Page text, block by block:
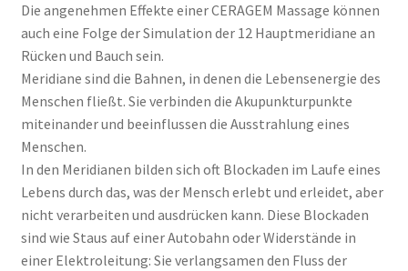
Die angenehmen Effekte einer CERAGEM Massage können
auch eine Folge der Simulation der 12 Hauptmeridiane an
Rücken und Bauch sein.
Meridiane sind die Bahnen, in denen die Lebensenergie des
Menschen fließt. Sie verbinden die Akupunkturpunkte
miteinander und beeinflussen die Ausstrahlung eines
Menschen.
In den Meridianen bilden sich oft Blockaden im Laufe eines
Lebens durch das, was der Mensch erlebt und erleidet, aber
nicht verarbeiten und ausdrücken kann. Diese Blockaden
sind wie Staus auf einer Autobahn oder Widerstände in
einer Elektroleitung: Sie verlangsamen den Fluss der